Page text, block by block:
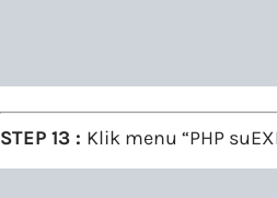
STEP 13 : Klik menu “PHP